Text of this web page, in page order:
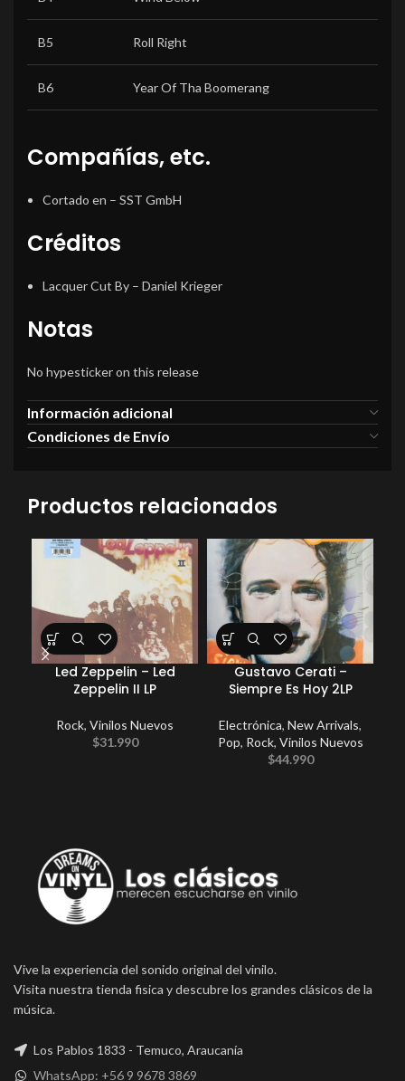
B5 Roll Right
B6 Year Of Tha Boomerang
Compañías, etc.
Cortado en – SST GmbH
Créditos
Lacquer Cut By – Daniel Krieger
Notas
No hypesticker on this release
Información adicional
Condiciones de Envío
Productos relacionados
Led Zeppelin – Led
Zeppelin II LP
Rock, Vinilos Nuevos
$31.990
Gustavo Cerati –
Siempre Es Hoy 2LP
Electrónica, New Arrivals,
Pop, Rock, Vinilos Nuevos
$44.990
Vive la experiencia del sonido original del vinilo.
Visita nuestra tienda fisica y descubre los grandes clásicos de la
música.
Los Pablos 1833 - Temuco, Araucanía
WhatsApp: +56 9 9678 3869